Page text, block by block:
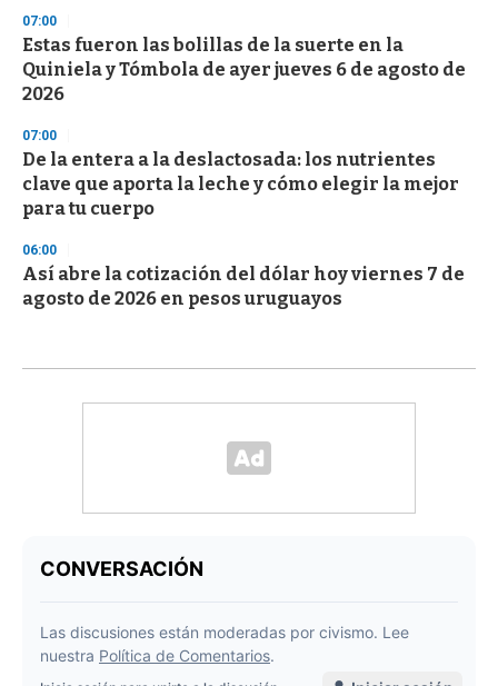
07:00
Estas fueron las bolillas de la suerte en la
Quiniela y Tómbola de ayer jueves 6 de agosto de
2026
07:00
De la entera a la deslactosada: los nutrientes
clave que aporta la leche y cómo elegir la mejor
para tu cuerpo
06:00
Así abre la cotización del dólar hoy viernes 7 de
agosto de 2026 en pesos uruguayos